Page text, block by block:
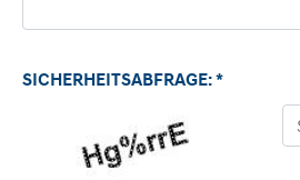
SICHERHEITSABFRAGE: *